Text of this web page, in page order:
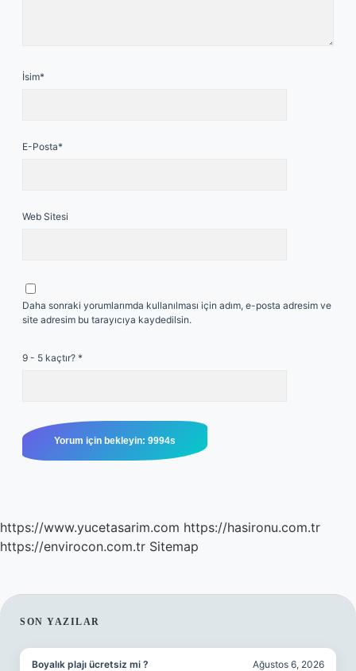
İsim*
E-Posta*
Web Sitesi
Daha sonraki yorumlarımda kullanılması için adım, e-posta adresim ve
site adresim bu tarayıcıya kaydedilsin.
9 - 5 kaçtır? *
https://www.yucetasarim.com https://hasironu.com.tr
https://envirocon.com.tr Sitemap
SIDEBAR
SON YAZILAR
Boyalık plajı ücretsiz mi ? Ağustos 6, 2026